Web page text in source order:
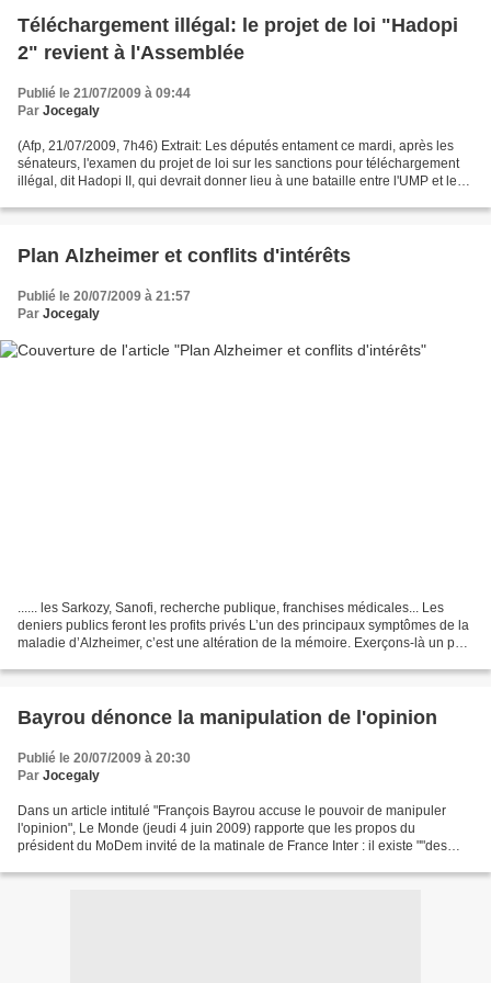
Téléchargement illégal: le projet de loi "Hadopi
2" revient à l'Assemblée
Publié le 21/07/2009 à 09:44
Par Jocegaly
(Afp, 21/07/2009, 7h46) Extrait: Les députés entament ce mardi, après les
sénateurs, l'examen du projet de loi sur les sanctions pour téléchargement
illégal, dit Hadopi II, qui devrait donner lieu à une bataille entre l'UMP et le
Plan Alzheimer et conflits d'intérêts
Publié le 20/07/2009 à 21:57
Par Jocegaly
...... les Sarkozy, Sanofi, recherche publique, franchises médicales... Les
deniers publics feront les profits privés L’un des principaux symptômes de la
maladie d’Alzheimer, c’est une altération de la mémoire. Exerçons-là un peu,
Bayrou dénonce la manipulation de l'opinion
Publié le 20/07/2009 à 20:30
Par Jocegaly
Dans un article intitulé "François Bayrou accuse le pouvoir de manipuler
l'opinion", Le Monde (jeudi 4 juin 2009) rapporte que les propos du
président du MoDem invité de la matinale de France Inter : il existe ""des